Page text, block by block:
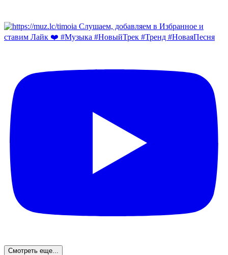
Смотреть еще...